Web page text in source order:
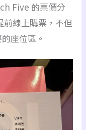
Five 的票價分
線上購票，不但
座位區。